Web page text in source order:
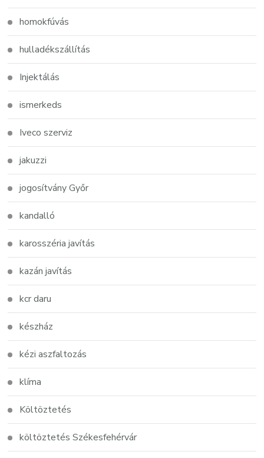
homokfúvás
hulladékszállítás
Injektálás
ismerkeds
Iveco szerviz
jakuzzi
jogosítvány Győr
kandalló
karosszéria javítás
kazán javítás
kcr daru
készház
kézi aszfaltozás
klíma
Költöztetés
költöztetés Székesfehérvár